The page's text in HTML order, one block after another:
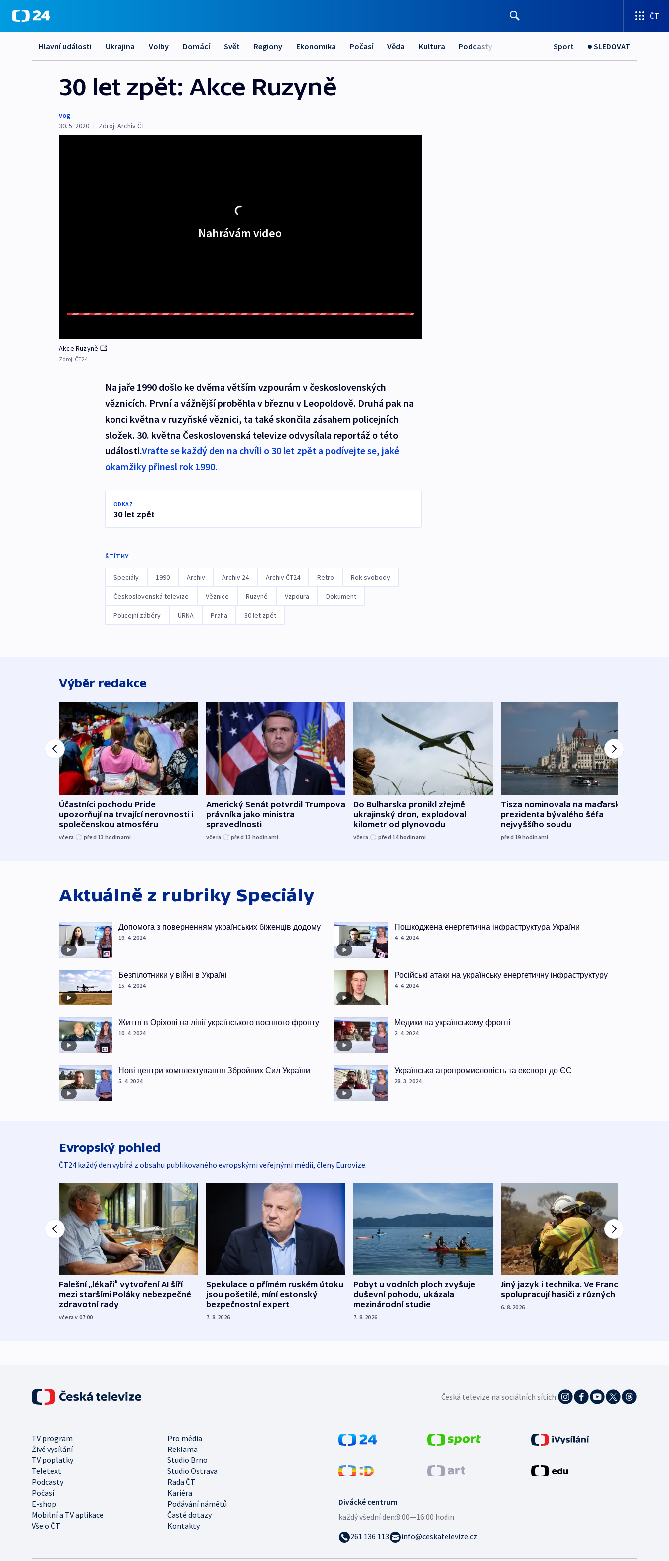
ČT
Hlavní události Ukrajina Volby Domácí Svět Regiony Ekonomika Počasí Věda Kultura Podcasty Sport SLEDOVAT
30 let zpět: Akce Ruzyně
vog
30. 5. 2020 | Zdroj: Archiv ČT
Nahrávám video
Akce Ruzyně
Zdroj: ČT24
Na jaře 1990 došlo ke dvěma větším vzpourám v československých
věznicích. První a vážnější proběhla v březnu v Leopoldově. Druhá pak na
konci května v ruzyňské věznici, ta také skončila zásahem policejních
složek. 30. května Československá televize odvysílala reportáž o této
události.Vraťte se každý den na chvíli o 30 let zpět a podívejte se, jaké
okamžiky přinesl rok 1990.
ODKAZ
30 let zpět
ŠTÍTKY
Speciály 1990 Archiv Archiv 24 Archiv ČT24 Retro Rok svobody
Československá televize Věznice Ruzyně Vzpoura Dokument
Policejní záběry URNA Praha 30 let zpět
Výběr redakce
Účastníci pochodu Pride
upozorňují na trvající nerovnosti i
společenskou atmosféru
včera před 13 hodinami
Americký Senát potvrdil Trumpova
právníka jako ministra
spravedlnosti
včera před 13 hodinami
Do Bulharska pronikl zřejmě
ukrajinský dron, explodoval
kilometr od plynovodu
včera před 14hodinami
Tisza nominovala na maďarského
prezidenta bývalého šéfa
nejvyššího soudu
před 19 hodinami
Aktuálně z rubriky Speciály
Допомога з поверненням українських біженців додому
19. 4. 2024
Безпілотники у війні в Україні
15. 4. 2024
Життя в Оріхові на лінії українського воєнного фронту
10. 4. 2024
Нові центри комплектування Збройних Сил України
5. 4. 2024
Пошкоджена енергетична інфраструктура України
4. 4. 2024
Російські атаки на українську енергетичну інфраструктуру
4. 4. 2024
Медики на українському фронті
2. 4. 2024
Українська агропромисловість та експорт до ЄС
28. 3. 2024
Evropský pohled
ČT24 každý den vybírá z obsahu publikovaného evropskými veřejnými médii, členy Eurovize.
Falešní „lékaři“ vytvoření AI šíří
mezi staršími Poláky nebezpečné
zdravotní rady
včera v 07:00
Spekulace o přímém ruském útoku
jsou pošetilé, míní estonský
bezpečnostní expert
7. 8. 2026
Pobyt u vodních ploch zvyšuje
duševní pohodu, ukázala
mezinárodní studie
7. 8. 2026
Jiný jazyk i technika. Ve Francii
spolupracují hasiči z různých zemí
6. 8. 2026
Česká televize na sociálních sítích:
TV program
Pro média
Živé vysílání
Reklama
TV poplatky
Studio Brno
Teletext
Studio Ostrava
Podcasty
Rada ČT
Počasí
Kariéra
E-shop
Podávání námětů
Mobilní a TV aplikace
Časté dotazy
Vše o ČT
Kontakty
Divácké centrum
každý všední den:8:00—16:00 hodin
261 136 113
info@ceskatelevize.cz